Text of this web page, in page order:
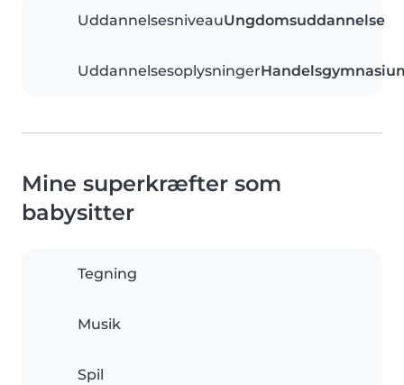
UddannelsesniveauUngdomsuddannelse
Uddannelsesoplysninger
Mine superkræfter som
babysitter
Tegning
Musik
Spil